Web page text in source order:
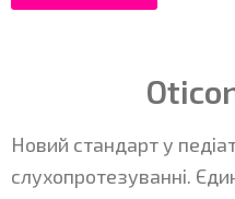
Новий стандарт у
слухопротезуванні.